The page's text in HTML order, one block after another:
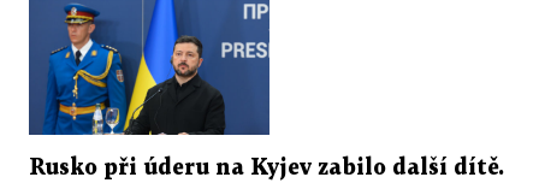
Rusko při úderu na Kyjev zabilo další dítě.